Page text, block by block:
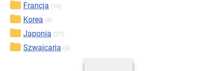
Francja (10)
Korea (8)
Japonia (27)
Szwajcaria (3)